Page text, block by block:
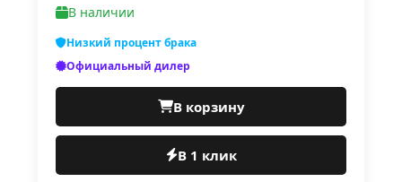
В наличии
Низкий процент брака
Официальный дилер
В корзину
В 1 клик